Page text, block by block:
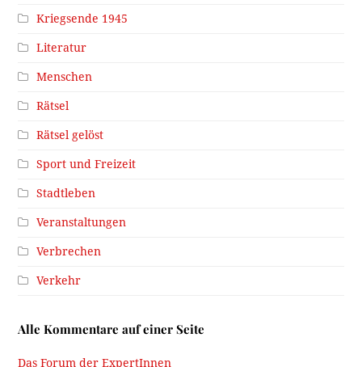
Kriegsende 1945
Literatur
Menschen
Rätsel
Rätsel gelöst
Sport und Freizeit
Stadtleben
Veranstaltungen
Verbrechen
Verkehr
Alle Kommentare auf einer Seite
Das Forum der ExpertInnen